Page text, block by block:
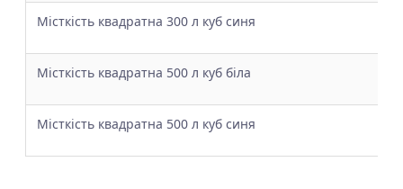
Місткість квадратна 300 л куб синя
Місткість квадратна 500 л куб біла
Місткість квадратна 500 л куб синя